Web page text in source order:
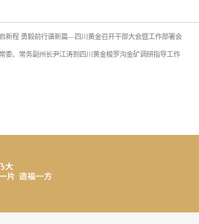
新程 勇毅前行谱新篇—四川黄金召开干部大会暨工作部署会
委、常务副州长尹江涛到四川黄金梭罗沟金矿调研​指导工作